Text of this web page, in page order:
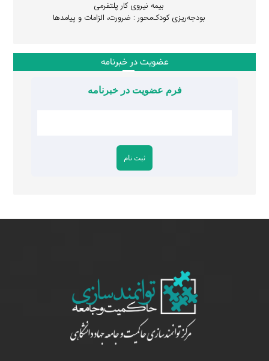
بیمه نیروی کار پلتفرمی
بودجه‌ریزی کودک‌محور : ضرورت، الزامات و پیامدها
عضویت در خبرنامه
فرم عضویت در خبرنامه